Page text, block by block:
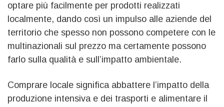
optare più facilmente per prodotti realizzati
localmente, dando così un impulso alle aziende del
territorio che spesso non possono competere con le
multinazionali sul prezzo ma certamente possono
farlo sulla qualità e sull’impatto ambientale.
Comprare locale significa abbattere l’impatto della
produzione intensiva e dei trasporti e alimentare il